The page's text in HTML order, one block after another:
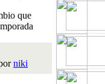
que
niki